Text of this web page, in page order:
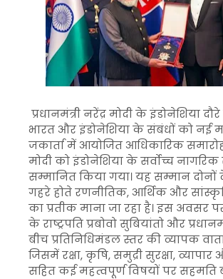
प्रधानमंत्री नरेंद्र मोदी के इंडोनेशिया
भारत और इंडोनेशिया के संबंधों को नई
जकार्ता में आयोजित आधिकारिक समारोह
मोदी को इंडोनेशिया के सर्वोच्च
सम्मानित किया गया। यह सम्मान
गहरे होते रणनीतिक, आर्थिक और
का प्रतीक माना जा रहा है। इस अवसर
के राष्ट्रपति प्रबोवो सुबियांतो और
बीच प्रतिनिधिमंडल स्तर की व्यापक
जिसमें रक्षा, कृषि, समुद्री सुरक्षा,
सहित कई महत्वपूर्ण विषयों पर सहमति